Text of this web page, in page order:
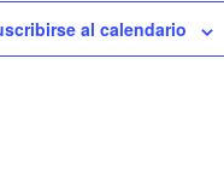
al calendario